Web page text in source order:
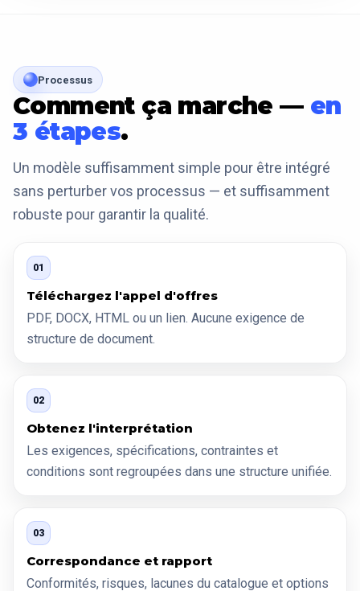
Processus
Comment ça marche — en
3 étapes.
Un modèle suffisamment simple pour être intégré
sans perturber vos processus — et suffisamment
robuste pour garantir la qualité.
01
Téléchargez l'appel d'offres
PDF, DOCX, HTML ou un lien. Aucune exigence de
structure de document.
02
Obtenez l'interprétation
Les exigences, spécifications, contraintes et
conditions sont regroupées dans une structure unifiée.
03
Correspondance et rapport
Conformités, risques, lacunes du catalogue et options